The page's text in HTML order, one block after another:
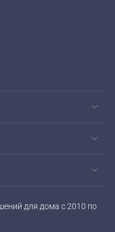
для дома с 2010 по